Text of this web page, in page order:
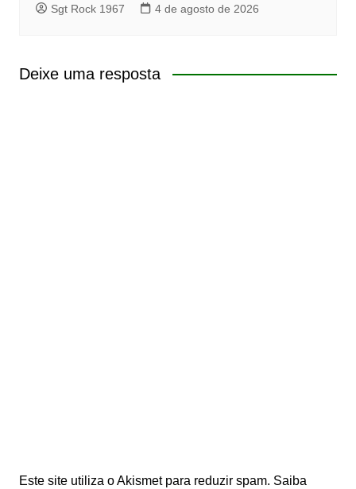
Sgt Rock 1967 4 de agosto de 2026
Deixe uma resposta
Este site utiliza o Akismet para reduzir spam. Saiba